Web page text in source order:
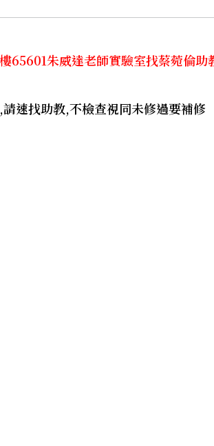
65601朱威達老師實驗室找蔡菀倫助
速找助教,不檢查視同未修過要補修